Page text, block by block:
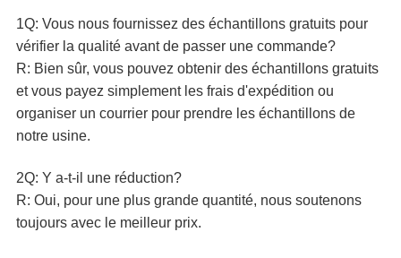
1Q: Vous nous fournissez des échantillons gratuits pour
vérifier la qualité avant de passer une commande?
R: Bien sûr, vous pouvez obtenir des échantillons gratuits
et vous payez simplement les frais d'expédition ou
organiser un courrier pour prendre les échantillons de
notre usine.
2Q: Y a-t-il une réduction?
R: Oui, pour une plus grande quantité, nous soutenons
toujours avec le meilleur prix.